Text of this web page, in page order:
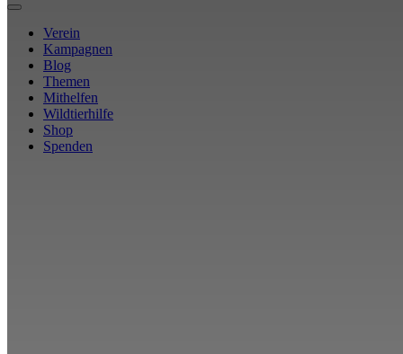
Verein
Kampagnen
Blog
Themen
Mithelfen
Wildtierhilfe
Shop
Spenden